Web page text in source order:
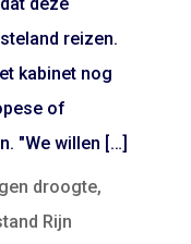
reizen.
kabinet nog
of
"We willen […]
droogte,
Rijn